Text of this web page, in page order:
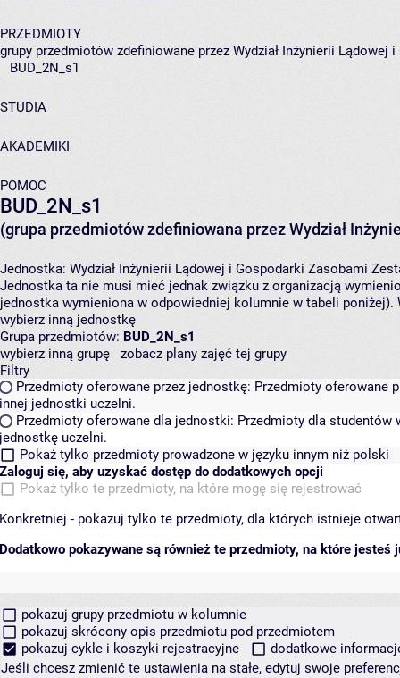
PRZEDMIOTY
grupy przedmiotów zdefiniowane przez Wydział Inżynierii Lądowej
BUD_2N_s1
STUDIA
AKADEMIKI
POMOC
BUD_2N_s1
(grupa przedmiotów zdefiniowana przez Wydział
Jednostka: Wydział Inżynierii Lądowej i Gospodarki Zasobami
Jednostka ta nie musi mieć jednak związku z organizacją
jednostka wymieniona w odpowiedniej kolumnie w tabeli
wybierz inną jednostkę
Grupa przedmiotów: BUD_2N_s1
wybierz inną grupę
zobacz plany zajęć tej grupy
Filtry
Przedmioty oferowane przez jednostkę: Przedmioty oferowane
innej jednostki uczelni.
Przedmioty oferowane dla jednostki: Przedmioty dla studentów
jednostkę uczelni.
Pokaż tylko przedmioty prowadzone w języku innym niż polski
Zaloguj się, aby uzyskać dostęp do dodatkowych opcji
Pokaż tylko te przedmioty, na które mogę się rejestrować
Konkretniej - pokazuj tylko te przedmioty, dla których istnieje
Dodatkowo pokazywane są również te przedmioty, na które jesteś
pokazuj grupy przedmiotu w kolumnie
pokazuj skrócony opis przedmiotu pod przedmiotem
pokazuj cykle i koszyki rejestracyjne
dodatkowe
Jeśli chcesz zmienić te ustawienia na stałe, edytuj swoje